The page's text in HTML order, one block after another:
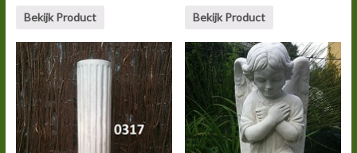
Bekijk Product Bekijk Product